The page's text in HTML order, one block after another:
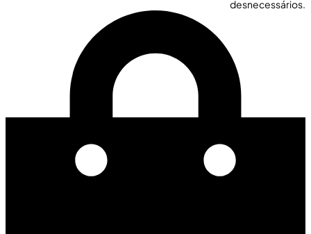
desnecessários.